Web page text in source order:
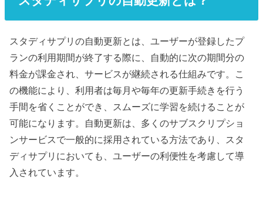
スタディサプリの自動更新とは、ユーザーが登録したプ
ランの利用期間が終了する際に、自動的に次の期間分の
料金が課金され、サービスが継続される仕組みです。こ
の機能により、利用者は毎月や毎年の更新手続きを行う
手間を省くことができ、スムーズに学習を続けることが
可能になります。自動更新は、多くのサブスクリプショ
ンサービスで一般的に採用されている方法であり、スタ
ディサプリにおいても、ユーザーの利便性を考慮して導
入されています。